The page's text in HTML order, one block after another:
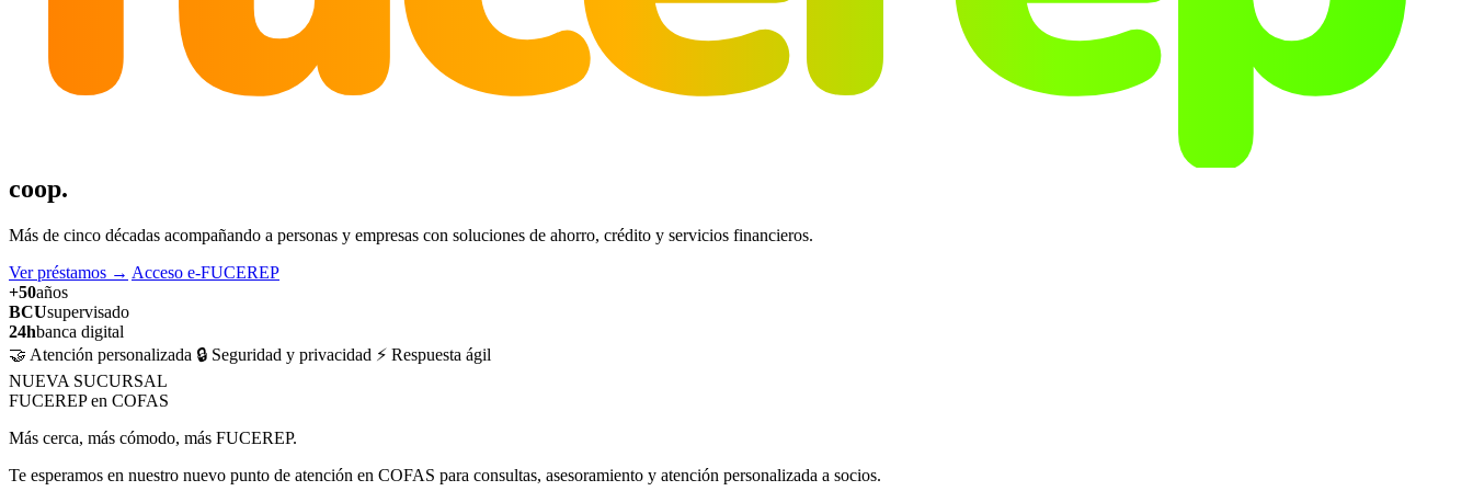
coop.
Más de cinco décadas acompañando a personas y empresas con soluciones de ahorro, crédito y servicios financieros.
Ver préstamos → Acceso e-FUCEREP
+50años
BCUsupervisado
24hbanca digital
🤝 Atención personalizada 🔒 Seguridad y privacidad ⚡ Respuesta ágil
NUEVA SUCURSAL
FUCEREP en COFAS
Más cerca, más cómodo, más FUCEREP.
Te esperamos en nuestro nuevo punto de atención en COFAS para consultas, asesoramiento y atención personalizada a socios.